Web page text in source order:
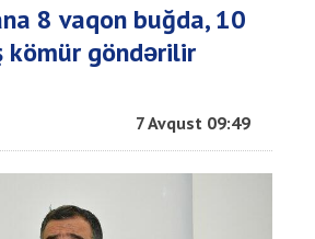
8 vaqon buğda, 10
kömür göndərilir
7 Avqust 09:49